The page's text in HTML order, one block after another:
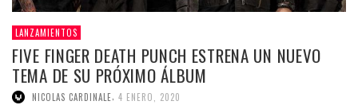
LANZAMIENTOS
FIVE FINGER DEATH PUNCH ESTRENA UN NUEVO
TEMA DE SU PRÓXIMO ÁLBUM
NICOLAS CARDINALE, 4 ENERO, 2020